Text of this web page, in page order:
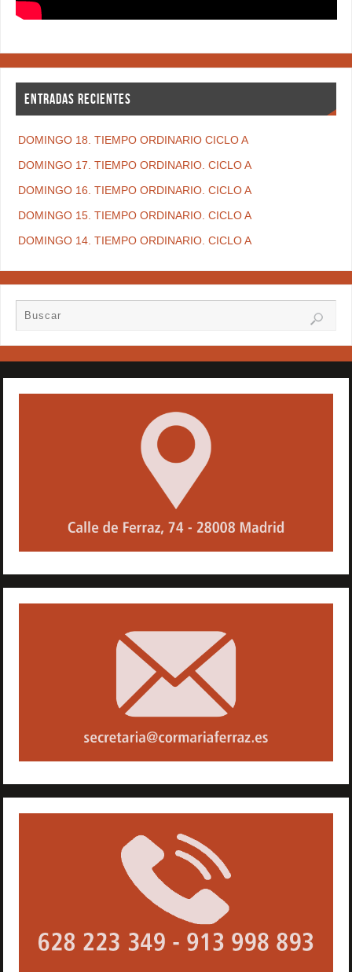
ENTRADAS RECIENTES
DOMINGO 18. TIEMPO ORDINARIO CICLO A
DOMINGO 17. TIEMPO ORDINARIO. CICLO A
DOMINGO 16. TIEMPO ORDINARIO. CICLO A
DOMINGO 15. TIEMPO ORDINARIO. CICLO A
DOMINGO 14. TIEMPO ORDINARIO. CICLO A